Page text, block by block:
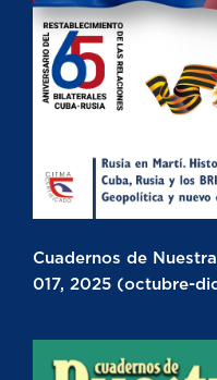
Cuadernos de
017, 2025 (octubre-